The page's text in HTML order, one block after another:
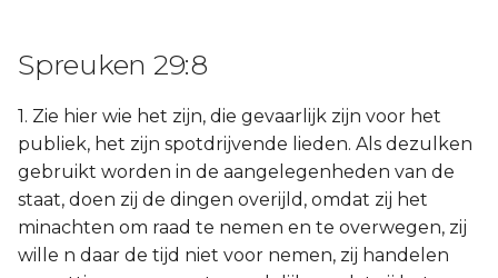
Spreuken 29:8
1. Zie hier wie het zijn, die gevaarlijk zijn voor het
publiek, het zijn spotdrijvende lieden. Als dezulken
gebruikt worden in de aangelegenheden van de
staat, doen zij de dingen overijld, omdat zij het
minachten om raad te nemen en te overwegen, zij
wille n daar de tijd niet voor nemen, zij handelen